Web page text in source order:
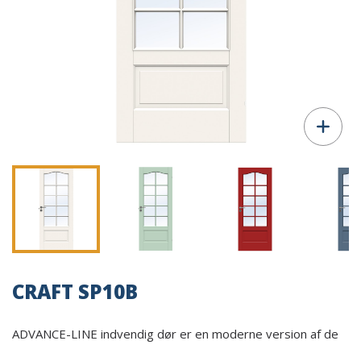
CRAFT SP10B
ADVANCE-LINE indvendig dør er en moderne version af de